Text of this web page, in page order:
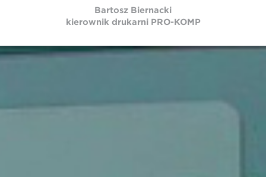
Bartosz Biernacki
kierownik drukarni PRO-KOMP